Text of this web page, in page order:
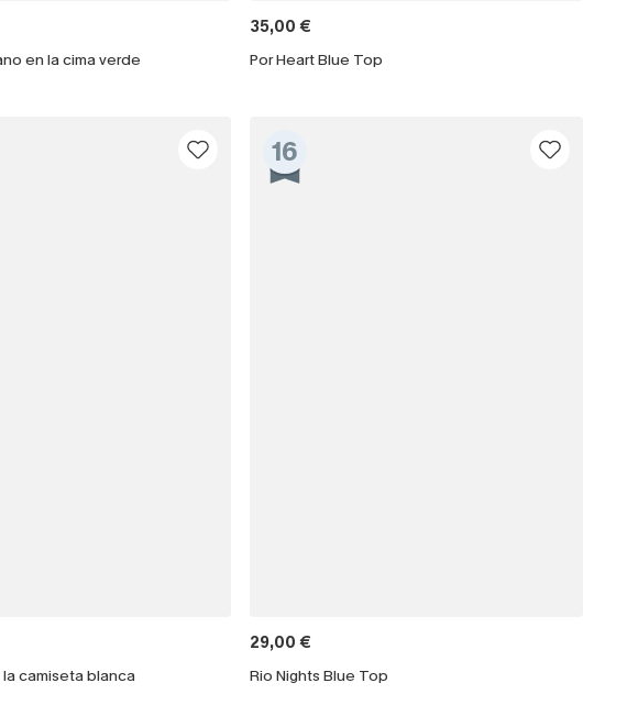
en la cima verde
35,00 €
Por Heart Blue Top
camiseta blanca
16
29,00 €
Rio Nights Blue Top